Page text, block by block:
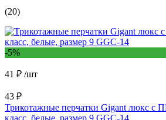
(20)
-5%
41 ₽ /шт
43 ₽
Трикотажные перчатки Gigant люкс с